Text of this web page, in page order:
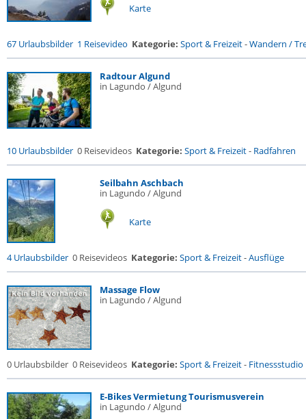
Karte
67 Urlaubsbilder 1 Reisevideo Kategorie: Sport & Freizeit-Wandern /
Radtour Algund
in Lagundo / Algund
10 Urlaubsbilder 0 Reisevideos Kategorie: Sport & Freizeit- Radfahren
Seilbahn Aschbach
in Lagundo / Algund
Karte
4 Urlaubsbilder 0 Reisevideos Kategorie: Sport & Freizeit-Ausflüge
Massage Flow
in Lagundo / Algund
0 Urlaubsbilder 0 Reisevideos Kategorie: Sport & Freizeit- Fitnessstudio
E-Bikes Vermietung Tourismusverein
in Lagundo / Algund